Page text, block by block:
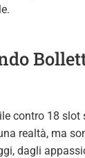
contro 18
realtà, ma
dagli